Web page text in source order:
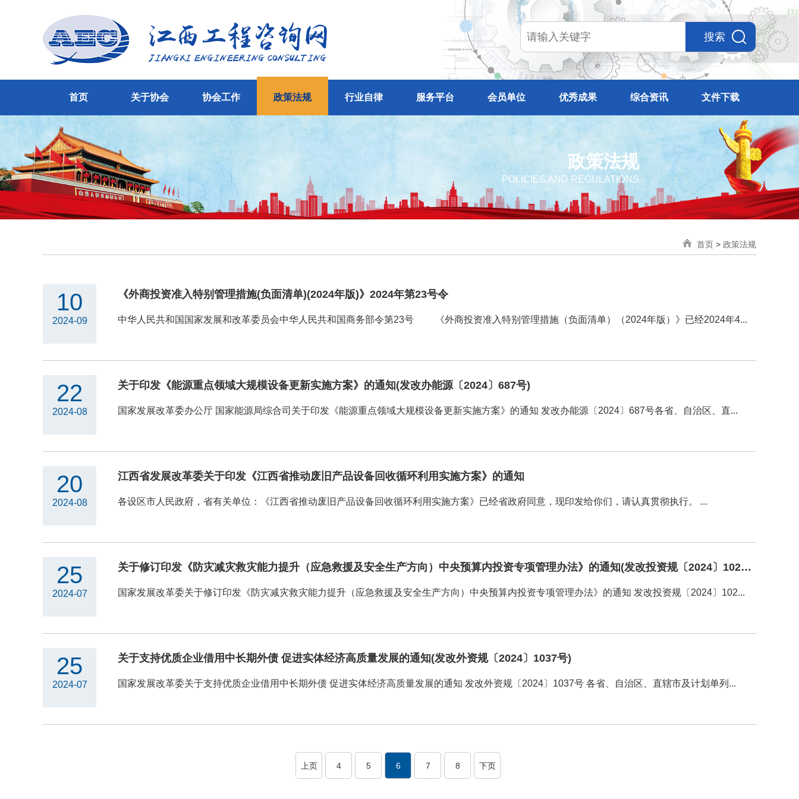
搜索
首页 关于协会 协会工作 政策法规 行业自律 服务平台 会员单位 优秀成果 综合资讯 文件下载
政策法规
POLICIES AND REGULATIONS
首页 > 政策法规
10
2024-09
《外商投资准入特别管理措施(负面清单)(2024年版)》2024年第23号令
中华人民共和国国家发展和改革委员会中华人民共和国商务部令第23号 《外商投资准入特别管理措施（负面清单）（2024年版）》已经2024年4...
22
2024-08
关于印发《能源重点领域大规模设备更新实施方案》的通知(发改办能源〔2024〕687号)
国家发展改革委办公厅 国家能源局综合司关于印发《能源重点领域大规模设备更新实施方案》的通知 发改办能源〔2024〕687号各省、自治区、直...
20
2024-08
江西省发展改革委关于印发《江西省推动废旧产品设备回收循环利用实施方案》的通知
各设区市人民政府，省有关单位：《江西省推动废旧产品设备回收循环利用实施方案》已经省政府同意，现印发给你们，请认真贯彻执行。 ...
25
2024-07
关于修订印发《防灾减灾救灾能力提升（应急救援及安全生产方向）中央预算内投资专项管理办法》的通知(发改投资规〔2024〕1025号)
国家发展改革委关于修订印发《防灾减灾救灾能力提升（应急救援及安全生产方向）中央预算内投资专项管理办法》的通知 发改投资规〔2024〕102...
25
2024-07
关于支持优质企业借用中长期外债 促进实体经济高质量发展的通知(发改外资规〔2024〕1037号)
国家发展改革委关于支持优质企业借用中长期外债 促进实体经济高质量发展的通知 发改外资规〔2024〕1037号 各省、自治区、直辖市及计划单列...
上页 4 5 6 7 8 下页